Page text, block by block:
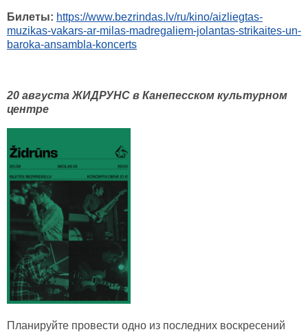
Билеты: https://www.bezrindas.lv/ru/kino/aizliegtas-
muzikas-vakars-ar-milas-madregaliem-jolantas-strikaites-un-
baroka-ansambla-koncerts
20 августа ЖИДРУНС в Канепесском культурном
центре
Планируйте провести одно из последних воскресений